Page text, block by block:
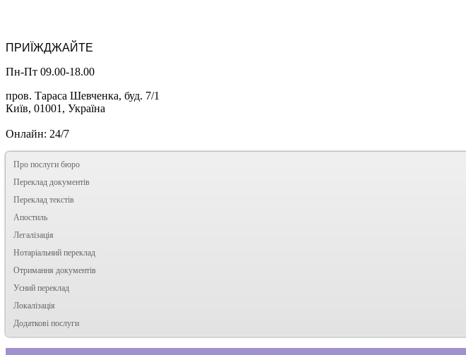
ПРИЇЖДЖАЙТЕ
Пн-Пт 09.00-18.00
пров. Тараса Шевченка, буд. 7/1
Київ, 01001, Україна
Онлайн: 24/7
Про послуги бюро
Переклад документів
Переклад текстів
Апостиль
Легалізація
Нотаріальний переклад
Отримання документів
Усний переклад
Локалізація
Додаткові послуги